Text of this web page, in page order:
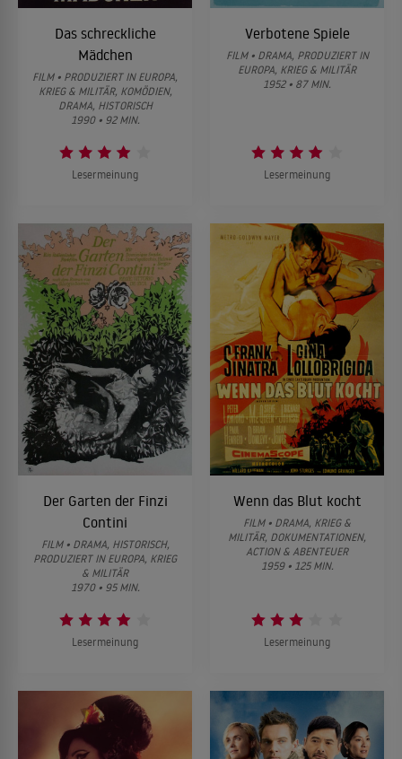
Das schreckliche
Mädchen
FILM • PRODUZIERT IN EUROPA,
KRIEG & MILITÄR, KOMÖDIEN,
DRAMA, HISTORISCH
1990 • 92 MIN.
Lesermeinung
Verbotene Spiele
FILM • DRAMA, PRODUZIERT IN
EUROPA, KRIEG & MILITÄR
1952 • 87 MIN.
Lesermeinung
Der Garten der Finzi
Contini
FILM • DRAMA, HISTORISCH,
PRODUZIERT IN EUROPA, KRIEG
& MILITÄR
1970 • 95 MIN.
Lesermeinung
Wenn das Blut kocht
FILM • DRAMA, KRIEG &
MILITÄR, DOKUMENTATIONEN,
ACTION & ABENTEUER
1959 • 125 MIN.
Lesermeinung